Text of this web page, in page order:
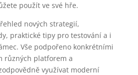
použít ve své hře.
nových strategií,
praktické tipy pro testování a i
Vše podpořeno konkrétními
různých platforem a
využívat moderní